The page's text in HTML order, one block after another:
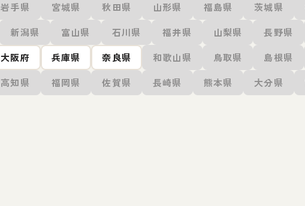
岩手県 宮城県 秋田県 山形県 福島県 茨城県
新潟県 富山県 石川県 福井県 山梨県 長野県
大阪府 兵庫県 奈良県 和歌山県 鳥取県 島根県
高知県 福岡県 佐賀県 長崎県 熊本県 大分県